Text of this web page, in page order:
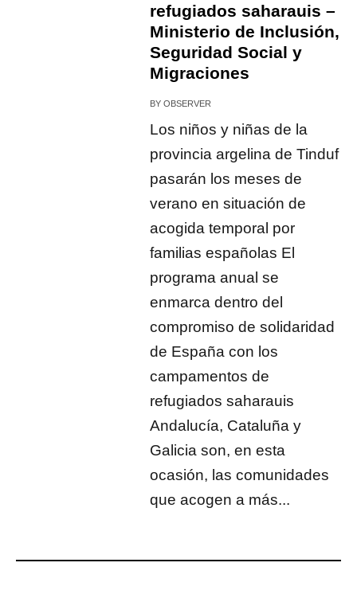
refugiados saharauis –
Ministerio de Inclusión,
Seguridad Social y
Migraciones
BYOBSERVER
Los niños y niñas de la
provincia argelina de Tinduf
pasarán los meses de
verano en situación de
acogida temporal por
familias españolas El
programa anual se
enmarca dentro del
compromiso de solidaridad
de España con los
campamentos de
refugiados saharauis
Andalucía, Cataluña y
Galicia son, en esta
ocasión, las comunidades
que acogen a más...